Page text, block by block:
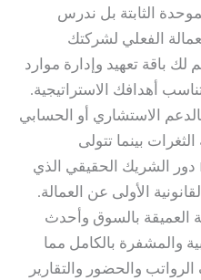
الثابتة بل ندرس
الفعلي لشركتك
لك باقة تعهيد وإدارة موارد
أهدافك الاستراتيجية.
الاستشاري أو الحسابي
بينما تتولى
Hauberk Consulting دور الشريك الحقيقي الذي
الأولى عن العمالة.
العميقة بالسوق وأحدث
والمشفرة بالكامل مما
والحضور والتقارير